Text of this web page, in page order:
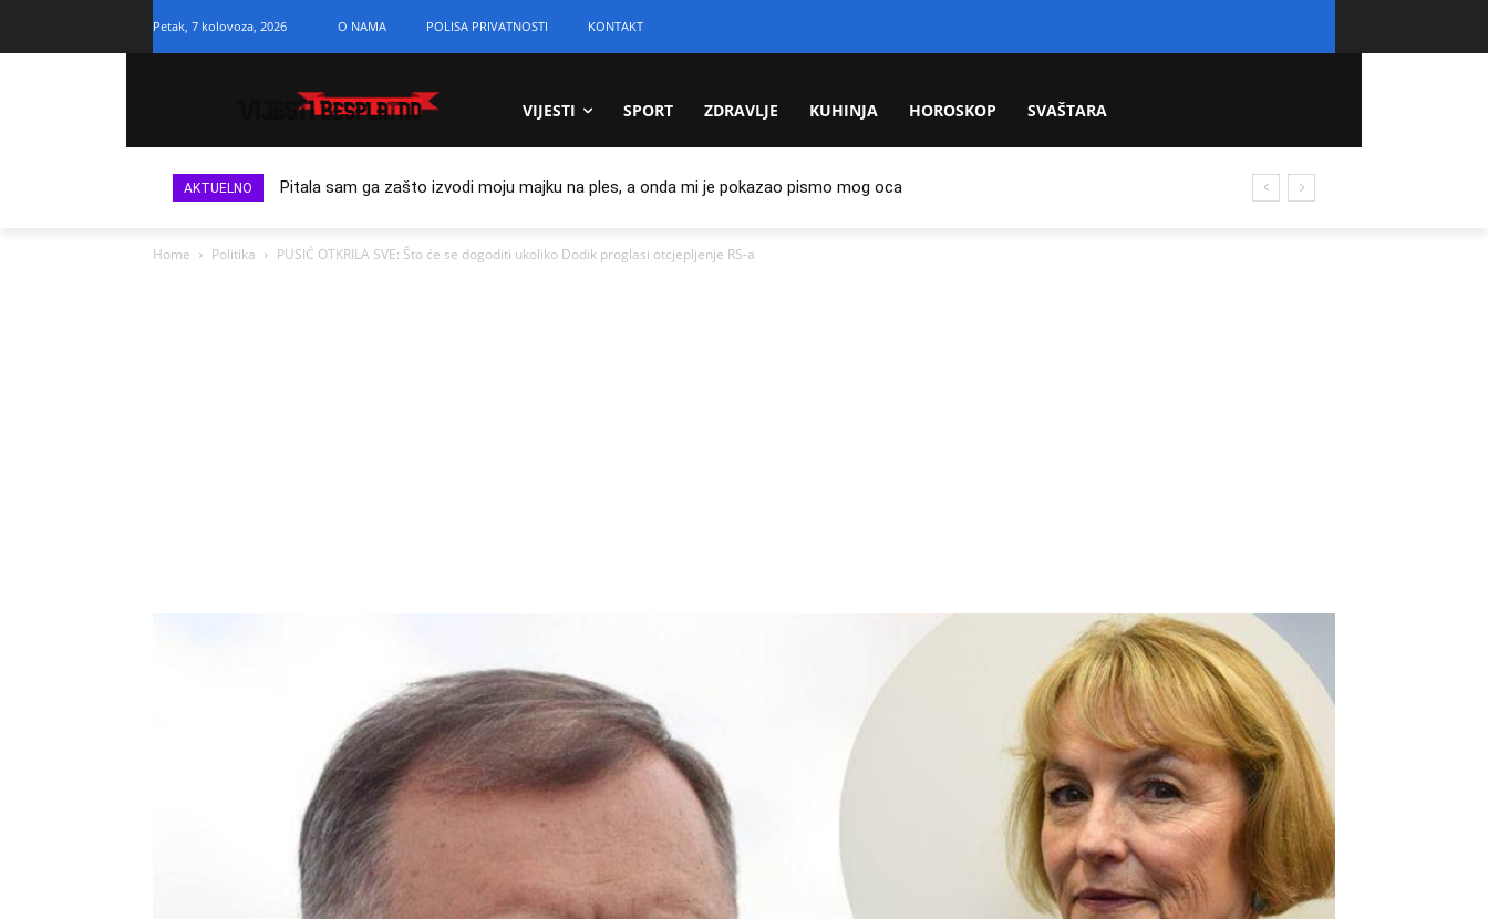
Petak, 7 kolovoza, 2026 O NAMA POLISA PRIVATNOSTI KONTAKT
VIJESTI SPORT ZDRAVLJE KUHINJA HOROSKOP SVAŠTARA
AKTUELNO Pitala sam ga zašto izvodi moju majku na ples, a onda mi je pokazao pismo mog oca
Home Politika PUSIĆ OTKRILA SVE: Što će se dogoditi ukoliko Dodik proglasi otcjepljenje RS-a